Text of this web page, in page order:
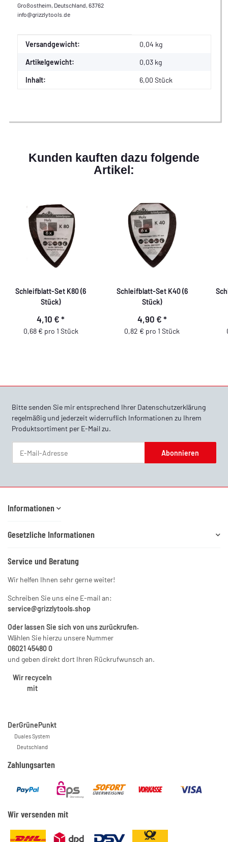
Großostheim, Deutschland, 63762
info@grizzlytools.de
Produkteigenschaft
Wert
Versandgewicht: 0,04 kg
Artikelgewicht: 0,03 kg
Inhalt: 6,00 Stück
Kunden kauften dazu folgende
Artikel:
Schleifblatt-Set K80 (6
Stück)
4,10 € *
0,68 € pro 1 Stück
Schleifblatt-Set K40 (6
Stück)
4,90 € *
0,82 € pro 1 Stück
Bitte senden Sie mir entsprechend Ihrer Datenschutzerklärung
regelmäßig und jederzeit widerruflich Informationen zu Ihrem
Produktsortiment per E-Mail zu.
Abonnieren
Informationen
Gesetzliche Informationen
Service und Beratung
Wir helfen Ihnen sehr gerne weiter!
Schreiben Sie uns eine E-mail an:
service@grizzlytools.shop
Oder lassen Sie sich von uns zurückrufen.
Wählen Sie hierzu unsere Nummer
06021 45480 0
und geben direkt dort Ihren Rückrufwunsch an.
Wir recyceln
mit
DerGrünePunkt
Duales System
Deutschland
Zahlungsarten
Wir versenden mit